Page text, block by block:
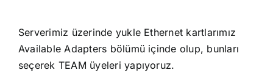
Serverimiz üzerinde yukle Ethernet kartlarımız
Available Adapters bölümü içinde olup, bunları
seçerek TEAM üyeleri yapıyoruz.